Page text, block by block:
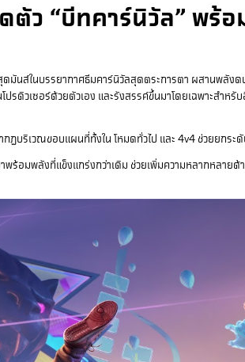
ดตัว “บีทคาร์นิวัล” พร้
มันส์ในบรรยากาศธีมคาร์นิวัลสุดตระการตา ผสานพลั
ดิวเซอร์ด้วยตัวเอง และรังสรรค์ขึ้นมาโดยเฉพาะสำห
บริเวณขอบแผนที่ทั้งใน โหมดทั่วไป และ 4v4 ช่วยยกระ
ร้อมพลังที่แข็งแกร่งกว่าเดิม ช่วยเพิ่มความหลากหลาย